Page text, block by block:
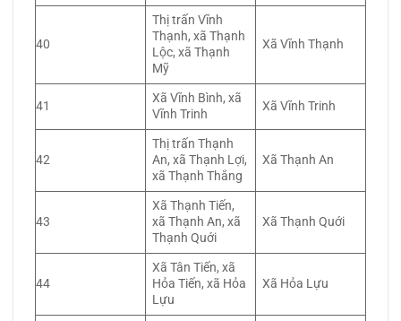
40
Thị trấn Vĩnh
Thạnh, xã Thạnh
Lộc, xã Thạnh
Mỹ
Xã Vĩnh Thạnh
41
Xã Vĩnh Bình, xã
Vĩnh Trinh
Xã Vĩnh Trinh
42
Thị trấn Thạnh
An, xã Thạnh Lợi,
xã Thạnh Thắng
Xã Thạnh An
43
Xã Thạnh Tiến,
xã Thạnh An, xã
Thạnh Quới
Xã Thạnh Quới
44
Xã Tân Tiến, xã
Hỏa Tiến, xã Hỏa
Lựu
Xã Hỏa Lựu